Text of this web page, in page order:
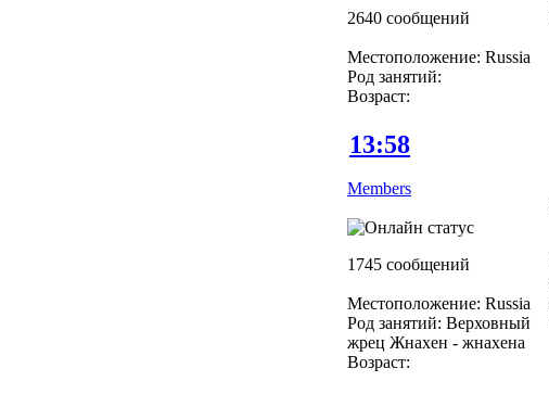
2640 сообщений
Местоположение: Russia
Род занятий:
Возраст:
13:58
Members
1745 сообщений
Местоположение: Russia
Род занятий: Верховный
жрец Жнахен - жнахена
Возраст: